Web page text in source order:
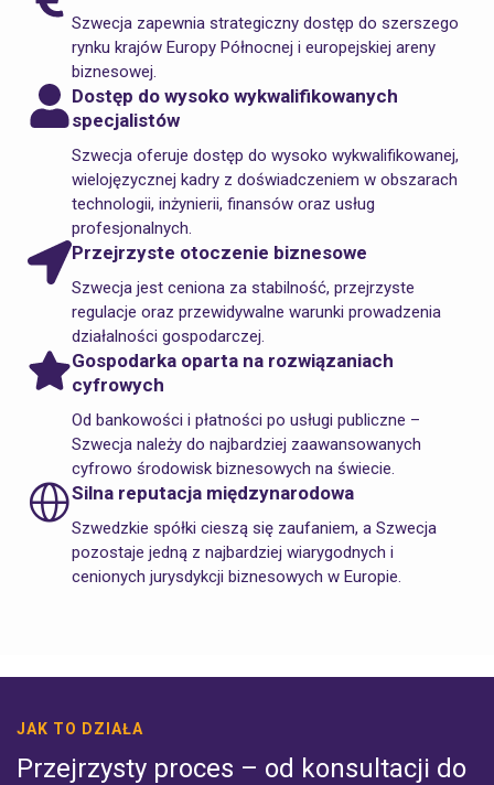
Szwecja zapewnia strategiczny dostęp do szerszego
rynku krajów Europy Północnej i europejskiej areny
biznesowej.
Dostęp do wysoko wykwalifikowanych
specjalistów
Szwecja oferuje dostęp do wysoko wykwalifikowanej,
wielojęzycznej kadry z doświadczeniem w obszarach
technologii, inżynierii, finansów oraz usług
profesjonalnych.
Przejrzyste otoczenie biznesowe
Szwecja jest ceniona za stabilność, przejrzyste
regulacje oraz przewidywalne warunki prowadzenia
działalności gospodarczej.
Gospodarka oparta na rozwiązaniach
cyfrowych
Od bankowości i płatności po usługi publiczne –
Szwecja należy do najbardziej zaawansowanych
cyfrowo środowisk biznesowych na świecie.
Silna reputacja międzynarodowa
Szwedzkie spółki cieszą się zaufaniem, a Szwecja
pozostaje jedną z najbardziej wiarygodnych i
cenionych jurysdykcji biznesowych w Europie.
JAK TO DZIAŁA
Przejrzysty proces – od konsultacji do